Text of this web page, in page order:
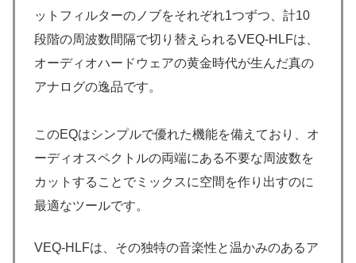
ットフィルターのノブをそれぞれ1つずつ、計10
段階の周波数間隔で切り替えられるVEQ-HLFは、
オーディオハードウェアの黄金時代が生んだ真の
アナログの逸品です。
このEQはシンプルで優れた機能を備えており、オ
ーディオスペクトルの両端にある不要な周波数を
カットすることでミックスに空間を作り出すのに
最適なツールです。
VEQ-HLFは、その独特の音楽性と温かみのあるア